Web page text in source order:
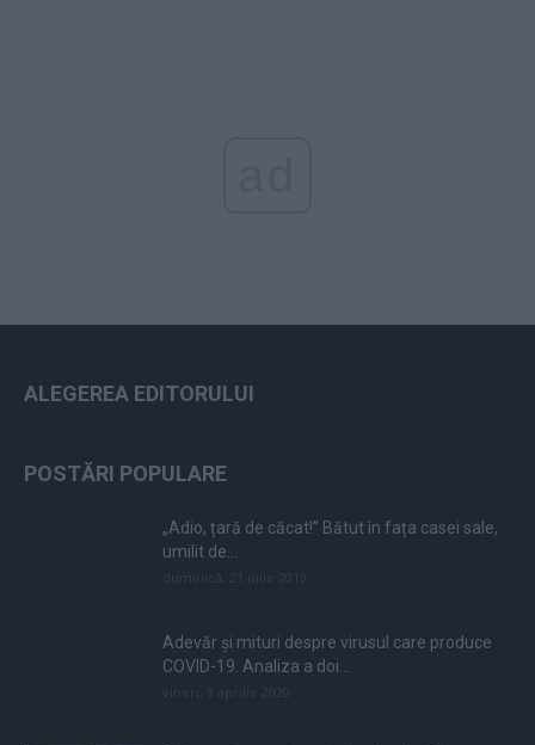
ALEGEREA EDITORULUI
POSTĂRI POPULARE
„Adio, țară de căcat!” Bătut în fața casei sale,
umilit de...
Adevăr și mituri despre virusul care produce
COVID-19. Analiza a doi...